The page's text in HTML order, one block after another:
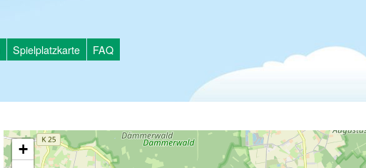
Spielplatzkarte FAQ
+